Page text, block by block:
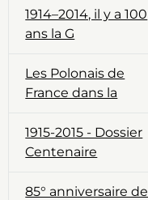
1914–2014, il y a 100
ans la G
Les Polonais de
France dans la
1915-2015 - Dossier
Centenaire
85° anniversaire de